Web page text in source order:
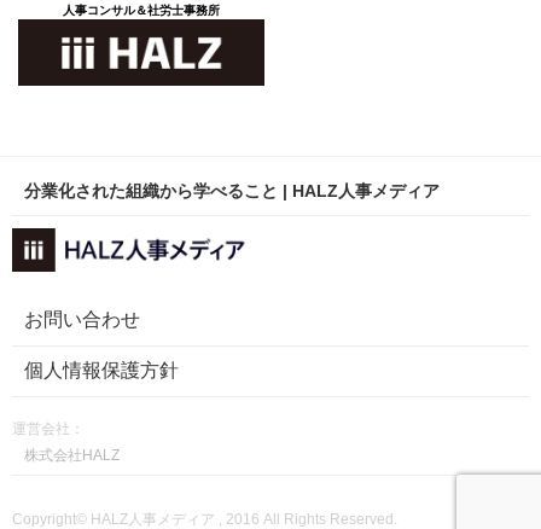
人事コンサル＆社労士事務所
分業化された組織から学べること | HALZ人事メディア
お問い合わせ
個人情報保護方針
運営会社：
株式会社HALZ
Copyright© HALZ人事メディア , 2016 All Rights Reserved.